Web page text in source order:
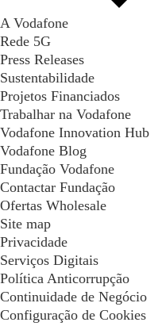
A Vodafone
Rede 5G
Press Releases
Sustentabilidade
Projetos Financiados
Trabalhar na Vodafone
Vodafone Innovation Hub
Vodafone Blog
Fundação Vodafone
Contactar Fundação
Ofertas Wholesale
Site map
Privacidade
Serviços Digitais
Política Anticorrupção
Continuidade de Negócio
Configuração de Cookies